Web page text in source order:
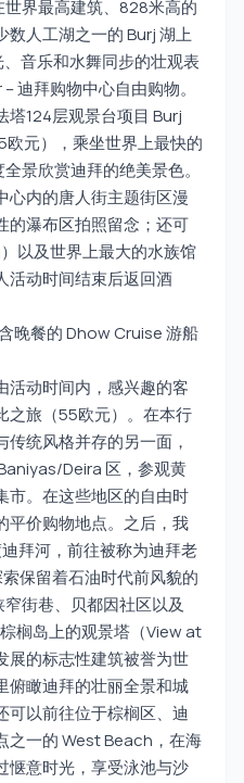
界最高建筑、828米高的
数人工湖之一的 Burj 湖上
、音乐和水舞同步的壮观表
迪拜购物中心自由购物。
塔124层观景台项目 Burj
元），乘坐世界上最快的
景欣赏迪拜的绝美景色。
心内的唐人街主题街区漫
的瀑布区拍照留念；还可
以及世界上最大的水族馆
活动时间结束后返回酒
晚餐的 Dhow Cruise 游船
活动时间内，感兴趣的客
之旅（55欧元）。在本行
统风格并存的另一面，
Deira 区，参观黄
市。在这些地区的自由时
平价购物地点。之后，我
拜河，前往被称为迪拜老
保留着石油时代前风貌的
街巷、贝都因社区以及
榈岛上的观景塔（View at
展的标志性建筑被誉为世
俯瞰迪拜的壮丽全景和城
可以前往位于棕榈区、迪
之一的 West Beach，在海
惬意时光，享受泳池与沙